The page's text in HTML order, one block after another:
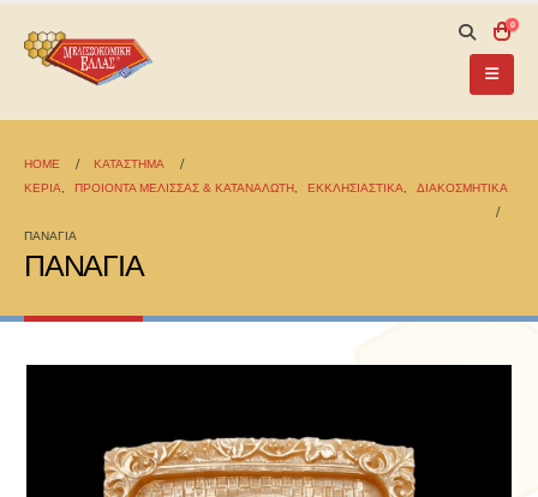
0
HOME
ΚΑΤΆΣΤΗΜΑ
ΚΕΡΙΑ
ΠΡΟΙΟΝΤΑ ΜΕΛΙΣΣΑΣ & ΚΑΤΑΝΑΛΩΤΗ ΕΚΚΛΗΣΙΑΣΤΙΚΑ ΔΙΑΚΟΣΜΗΤΙΚΑ
ΠΑΝΑΓΙΑ
ΠΑΝΑΓΙΑ